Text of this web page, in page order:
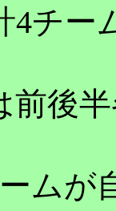
4チー
後半
ムが